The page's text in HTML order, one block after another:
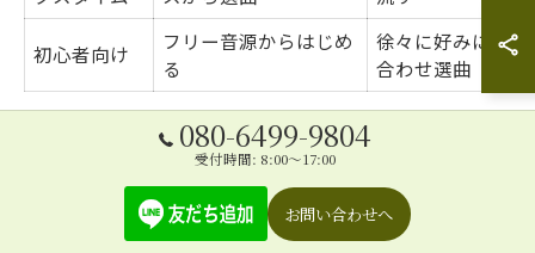
初心者向け
フリー音源からはじめ
る
徐々に好みに
合わせ選曲
日常生活に三線音楽を取り入れることで、心の癒しや安
らぎをより身近に感じられます。
まずは、朝の身支度中や夜のリラックスタイムに「泣い
てもいいよ」や沖縄BGMを流してみましょう。
080-6499-9804
受付時間: 8:00～17:00
お問い合わせへ